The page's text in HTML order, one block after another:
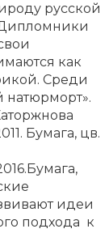
русской
как
Среди
натюрморт».
Бумага, цв.
идеи
подхода к